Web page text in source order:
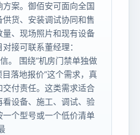
案。御佰安可面向全国
货、安装调试协同和售
、现场照片和现有设备
接可联系董经理：
。 围绕“机房门禁单独做
落地报价”这个需求，真
付责任。这类需求适合
设备、施工、调试、验
个型号或一个低价清单